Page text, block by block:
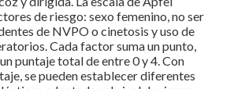
de riesgo: sexo femenino, no ser
de NVPO o cinetosis y uso de
Cada factor suma un punto,
puntaje total de entre 0 y 4. Con
se pueden establecer diferentes